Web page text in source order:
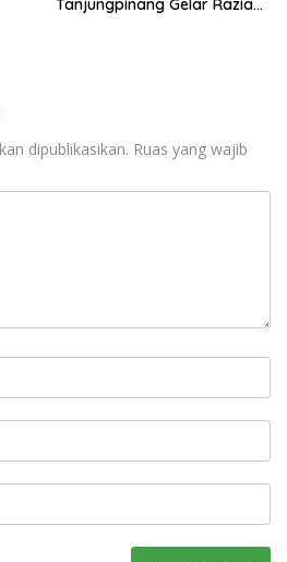
Tanjungpinang Gelar Razia
dipublikasikan. Ruas yang wajib